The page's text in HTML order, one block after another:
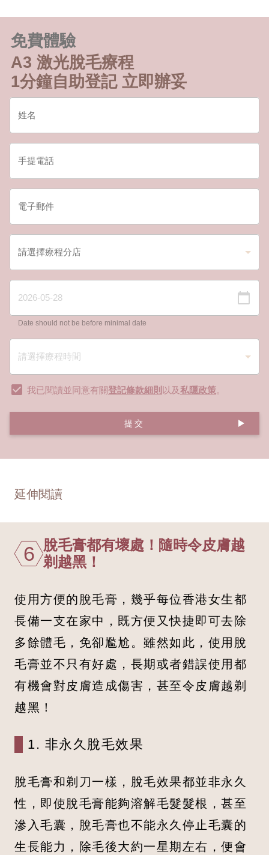
免費體驗
A3 激光脫毛療程
1分鐘自助登記 立即辦妥
Date should not be before minimal date
我已閱讀並同意有關登記條款細則 以及私隱政策。
提交
延伸閱讀
6
脫毛膏都有壞處！隨時令皮膚越
剃越黑！
使用方便的脫毛膏，幾乎每位香港女生都
長備一支在家中，既方便又快捷即可去除
多餘體毛，免卻尷尬。雖然如此，使用脫
毛膏並不只有好處，長期或者錯誤使用都
有機會對皮膚造成傷害，甚至令皮膚越剃
越黑！
1. 非永久脫毛效果
脫毛膏和剃刀一樣，脫毛效果都並非永久
性，即使脫毛膏能夠溶解毛髮髮根，甚至
滲入毛囊，脫毛膏也不能永久停止毛囊的
生長能力，除毛後大約一星期左右，便會